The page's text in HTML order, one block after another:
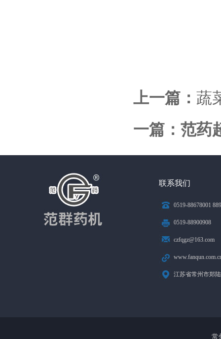
上一篇： 蔬
一篇： 范药
联系我们
0519-88678001
0519-88900908
czfqgz@163.com
江苏省常州市郑
常